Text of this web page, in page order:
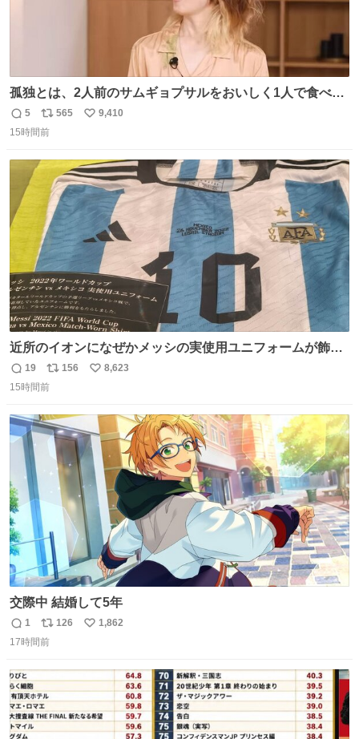
孤独とは、2人前のサムギョプサルをおいしく1人で食べる
ことである←好きすぎる
返
信
5
リ
ポ
ト
数
565
い
数
9,410
15時間前
近所のイオンになぜかメッシの実使用ユニフォームが飾っ
てあっておもろい
返
信
19
リ
ポ
ト
数
156
い
数
8,623
15時間前
交際中 結婚して5年
返
信
1
リ
ポ
ト
数
126
い
数
1,862
17時間前